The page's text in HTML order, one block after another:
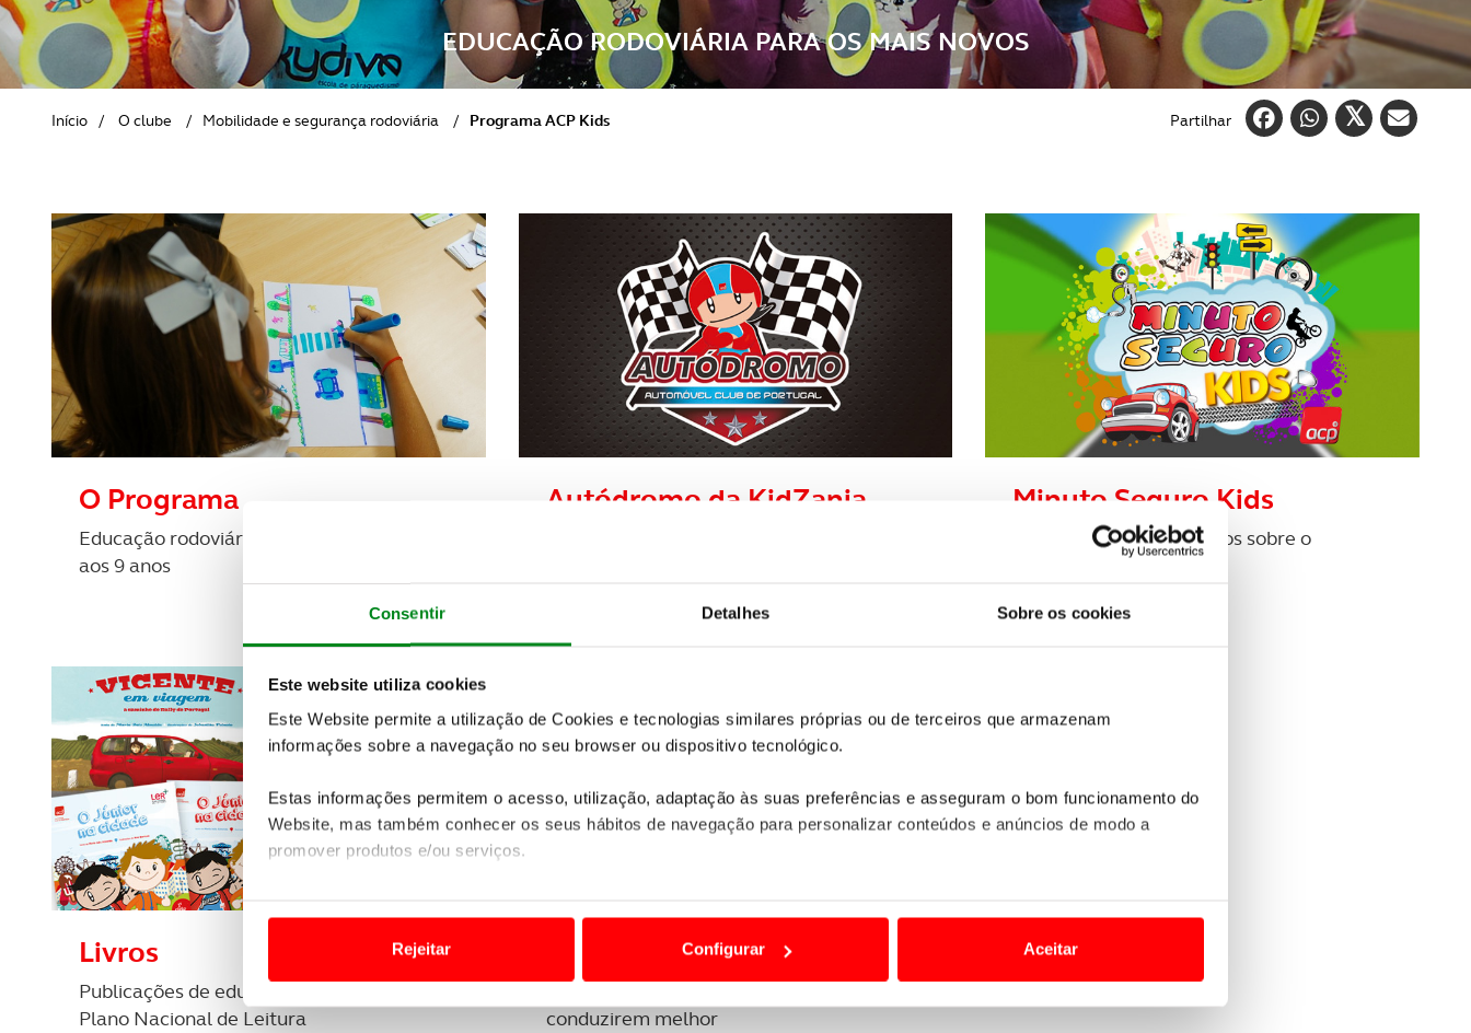
Consentir Detalhes Sobre os cookies
Este website utiliza cookies
Este Website permite a utilização de Cookies e tecnologias similares próprias ou de terceiros que armazenam
informações sobre a navegação no seu browser ou dispositivo tecnológico.
Estas informações permitem o acesso, utilização, adaptação às suas preferências e asseguram o bom funcionamento do
Website, mas também conhecer os seus hábitos de navegação para personalizar conteúdos e anúncios de modo a
promover produtos e/ou serviços.
Usamos cookies para melhorar a sua experiência digital, personalizar conteúdos e anúncios, para lhe proporcionar
funcionalidades de redes sociais, bem como para analisar dados de navegação no nosso website.
Rejeitar Configurar Aceitar
REVISTA ACP
CLÁSSICOS
GOLFE
PETS
SOBRE O ACP SEGUROS EDUCAÇÃO RODOVIÁRIA PARA OS MAIS NOVOS
Início / O clube / Mobilidade e segurança rodoviária / Programa ACP Kids Partilhar
O Programa
Educação rodoviária para crianças dos 4
aos 9 anos
Autódromo da KidZania Minuto Seguro Kids
Vídeos para os mais novos sobre o
programa ACP Kids
Livros
Publicações de educação rodoviária ACP e
Plano Nacional de Leitura
Jogo Boris o condutor
conduzirem melhor